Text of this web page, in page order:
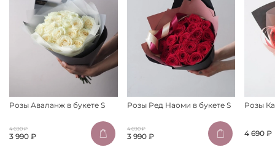
Розы Аваланж в букете S
4 690 ₽
3 990 ₽
Розы Ред Наоми в букете S
4 690 ₽
3 990 ₽
Розы
4 690 ₽